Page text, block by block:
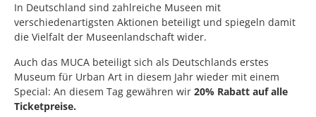
In Deutschland sind zahlreiche Museen mit
verschiedenartigsten Aktionen beteiligt und spiegeln damit
die Vielfalt der Museenlandschaft wider.
Auch das MUCA beteiligt sich als Deutschlands erstes
Museum für Urban Art in diesem Jahr wieder mit einem
Special: An diesem Tag gewähren wir 20% Rabatt auf alle
Ticketpreise.